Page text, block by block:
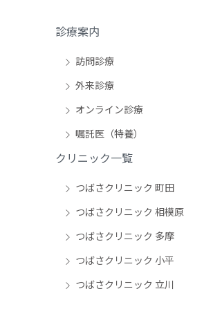
診療案内
訪問診療
外来診療
オンライン診療
嘱託医（特養）
クリニック一覧
つばさクリニック 町田
つばさクリニック 相模原
つばさクリニック 多摩
つばさクリニック 小平
つばさクリニック 立川